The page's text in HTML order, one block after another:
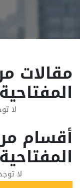
مقالات
لا
أقسام
لا